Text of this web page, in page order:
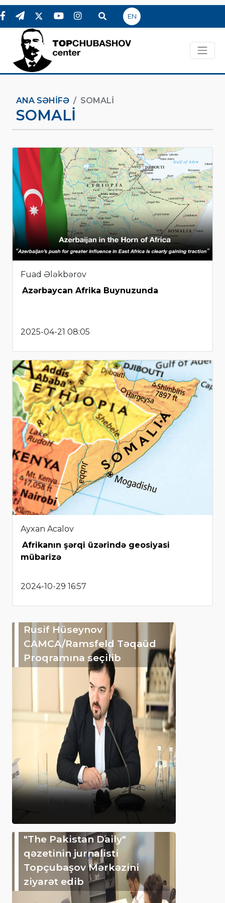
EN
ANA SƏHIFƏ SOMALI
SOMALI
Fuad Ələkbərov
Azərbaycan Afrika Buynuzunda
2025-04-21 08:05
Ayxan Acalov
Afrikanın şərqi üzərində geosiyasi
mübarizə
2024-10-29 16:57
Rusif Hüseynov
CAMCA/Ramsfeld Təqaüd
Proqramına seçilib
"The Pakistan Daily"
qəzetinin jurnalisti
Topçubaşov Mərkəzini
ziyarət edib